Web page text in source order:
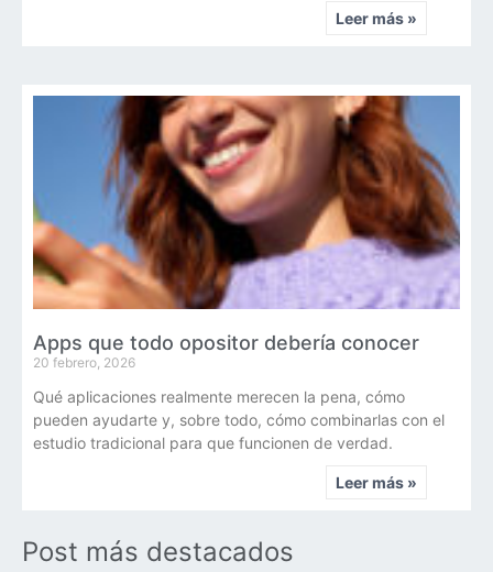
Leer más »
Apps que todo opositor debería conocer
20 febrero, 2026
Qué aplicaciones realmente merecen la pena, cómo
pueden ayudarte y, sobre todo, cómo combinarlas con el
estudio tradicional para que funcionen de verdad.
Leer más »
Post más destacados